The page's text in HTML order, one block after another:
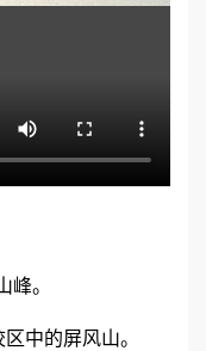
。
中的屏风山。